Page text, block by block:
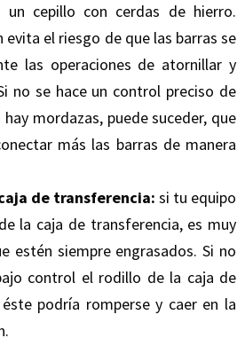
un cepillo con cerdas de hierro.
evita el riesgo de que las barras se
las operaciones de atornillar y
no se hace un control preciso de
mordazas, puede suceder, que
más las barras de manera
de transferencia: si tu equipo
la caja de transferencia, es muy
estén siempre engrasados. Si no
control el rodillo de la caja de
podría romperse y caer en la